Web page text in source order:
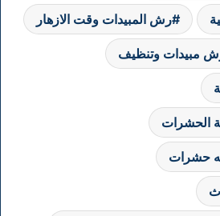
رش المبيدات وقت الازهار
مبيدات وتنظيف
الحشرات
حشرات